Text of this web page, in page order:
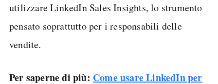
utilizzare LinkedIn Sales Insights, lo strumento
pensato soprattutto per i responsabili delle
vendite.
Per saperne di più: Come usare LinkedIn per